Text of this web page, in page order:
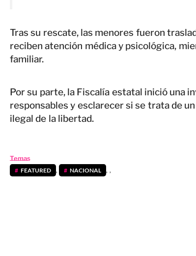
Tras su rescate, las menores fueron
reciben atención médica y psicológica,
familiar.
Por su parte, la Fiscalía estatal inició una
responsables y esclarecer si se trata de
ilegal de la libertad.
Temas
FEATURED , NACIONAL , ,